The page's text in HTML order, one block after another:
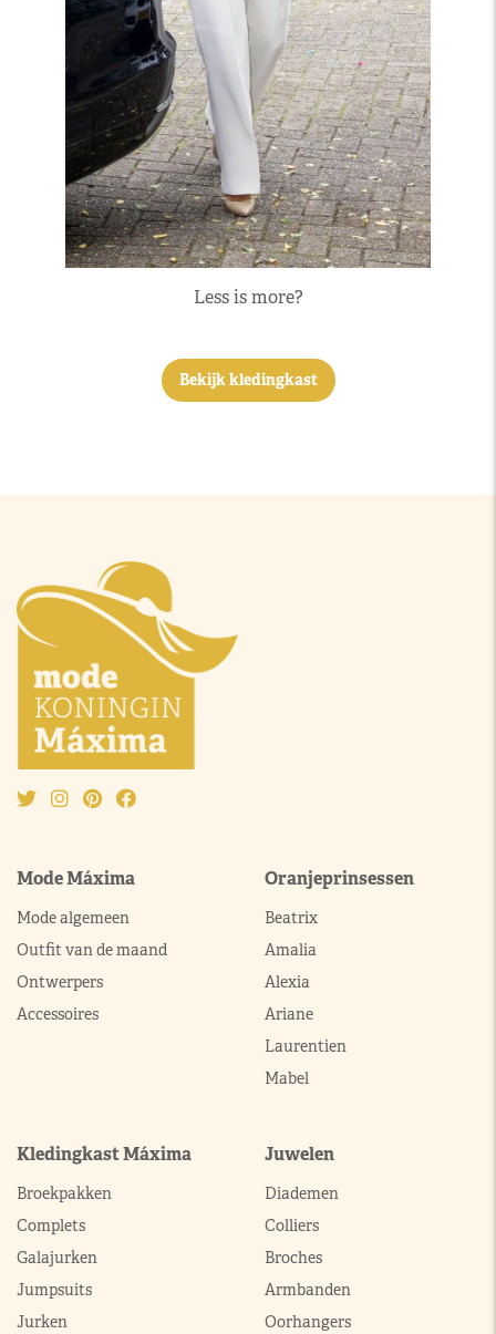
Less is more?
Bekijk kledingkast
Mode Máxima
Mode algemeen
Outfit van de maand
Ontwerpers
Accessoires
Oranjeprinsessen
Beatrix
Amalia
Alexia
Ariane
Laurentien
Mabel
Kledingkast Máxima
Broekpakken
Complets
Galajurken
Jumpsuits
Jurken
Juwelen
Diademen
Colliers
Broches
Armbanden
Oorhangers